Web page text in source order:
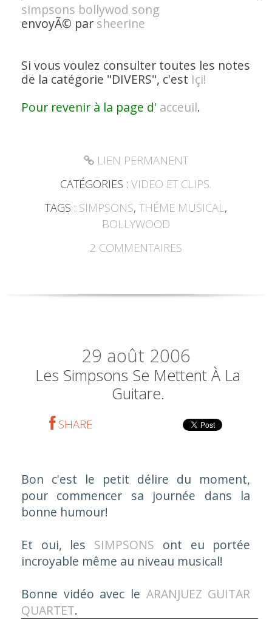
simpsons bollywod song
envoyÃ© par sheerine
Si vous voulez consulter toutes les notes
de la catégorie "DIVERS", c'est Içi!
Pour revenir à la page d' acceuil.
LIEN PERMANENT
CATÉGORIES :VIDEO ET CLIPS.
TAGS : SIMPSONS, THÉME MUSICAL,
BOLLYWOOD
2 COMMENTAIRES
29 août 2006
Les Simpsons Se Mettent À La
Guitare.
SHARE
Bon c'est le petit délire du moment,
pour commencer sa journée dans la
bonne humour!
Et oui, les SIMPSONS ont eu portée
incroyable même au niveau musical!
Bonne vidéo avec le ARANJUEZ GUITAR
QUARTET.